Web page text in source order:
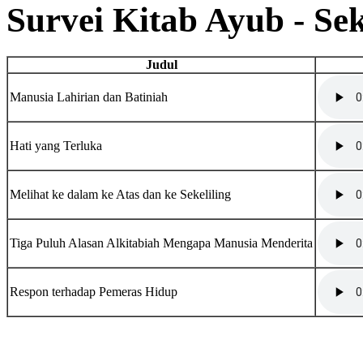
Survei Kitab Ayub -
Judul
Manusia Lahirian dan Batiniah
Hati yang Terluka
Melihat ke dalam ke Atas dan ke Sekeliling
Tiga Puluh Alasan Alkitabiah Mengapa Manusia Menderita
Respon terhadap Pemeras Hidup